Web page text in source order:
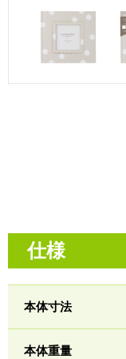
仕様
本体寸法
本体重量